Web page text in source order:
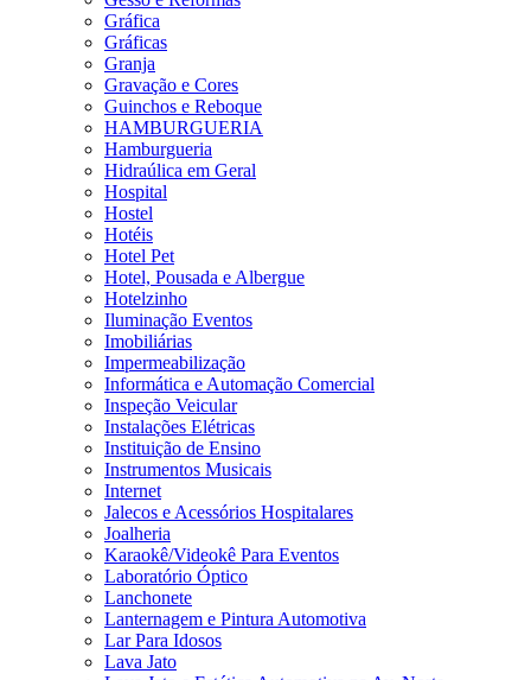
Gráfica
Gráficas
Granja
Gravação e Cores
Guinchos e Reboque
HAMBURGUERIA
Hamburgueria
Hidraúlica em Geral
Hospital
Hostel
Hotéis
Hotel Pet
Hotel, Pousada e Albergue
Hotelzinho
Iluminação Eventos
Imobiliárias
Impermeabilização
Informática e Automação Comercial
Inspeção Veicular
Instalações Elétricas
Instituição de Ensino
Instrumentos Musicais
Internet
Jalecos e Acessórios Hospitalares
Joalheria
Karaokê/Videokê Para Eventos
Laboratório Óptico
Lanchonete
Lanternagem e Pintura Automotiva
Lar Para Idosos
Lava Jato